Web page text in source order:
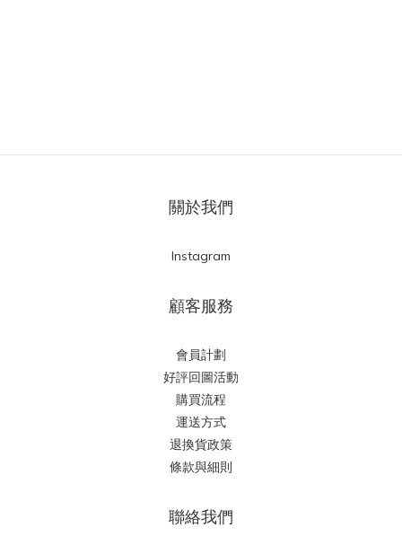
關於我們
Instagram
顧客服務
會員計劃
好評回圖活動
購買流程
運送方式
退換貨政策
條款與細則
聯絡我們